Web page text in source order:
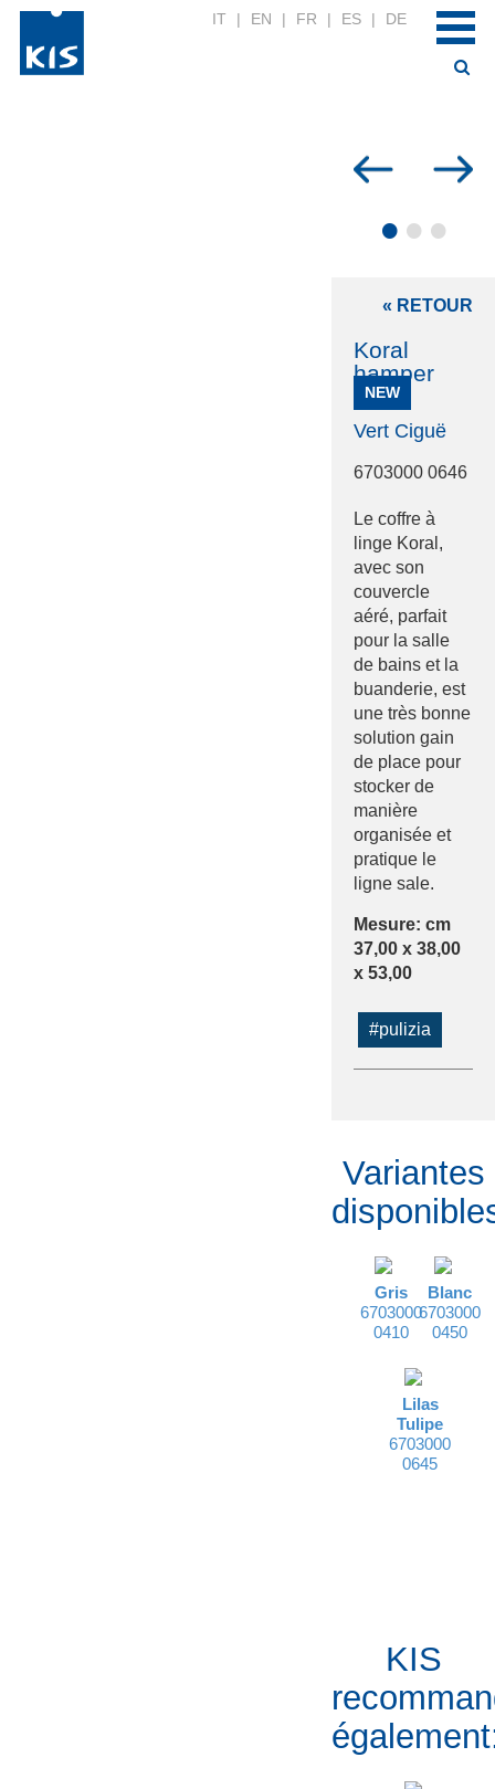
IT | EN | FR | ES | DE
•••
« RETOUR
Koral
hamper
NEW
Vert Ciguë
6703000 0646
Le coffre à
linge Koral,
avec son
couvercle
aéré, parfait
pour la salle
de bains et la
buanderie, est
une très bonne
solution gain
de place pour
stocker de
manière
organisée et
pratique le
ligne sale.
Mesure: cm
37,00 x 38,00
x 53,00
#pulizia
Variantes
Gris
6703000
0410
Blanc
6703000
0450
Lilas
Tulipe
6703000
0645
KIS